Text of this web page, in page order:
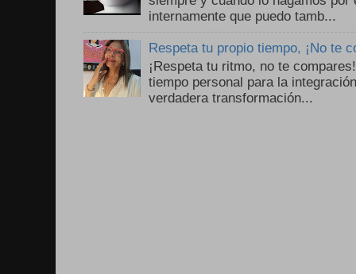
internamente que puedo tamb...
Respeta tu propio tiempo, ¡No te
¡Respeta tu ritmo, no te
tiempo personal para la
verdadera transformación...